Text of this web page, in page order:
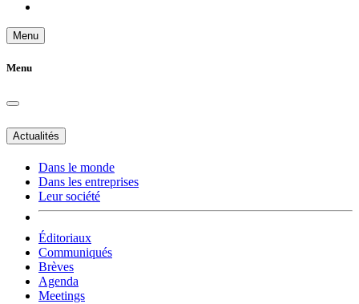
Menu
Menu
Actualités
Dans le monde
Dans les entreprises
Leur société
Éditoriaux
Communiqués
Brèves
Agenda
Meetings